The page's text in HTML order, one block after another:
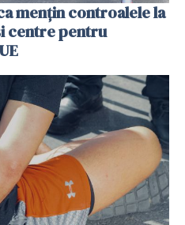
mențin controalele la
centre pentru